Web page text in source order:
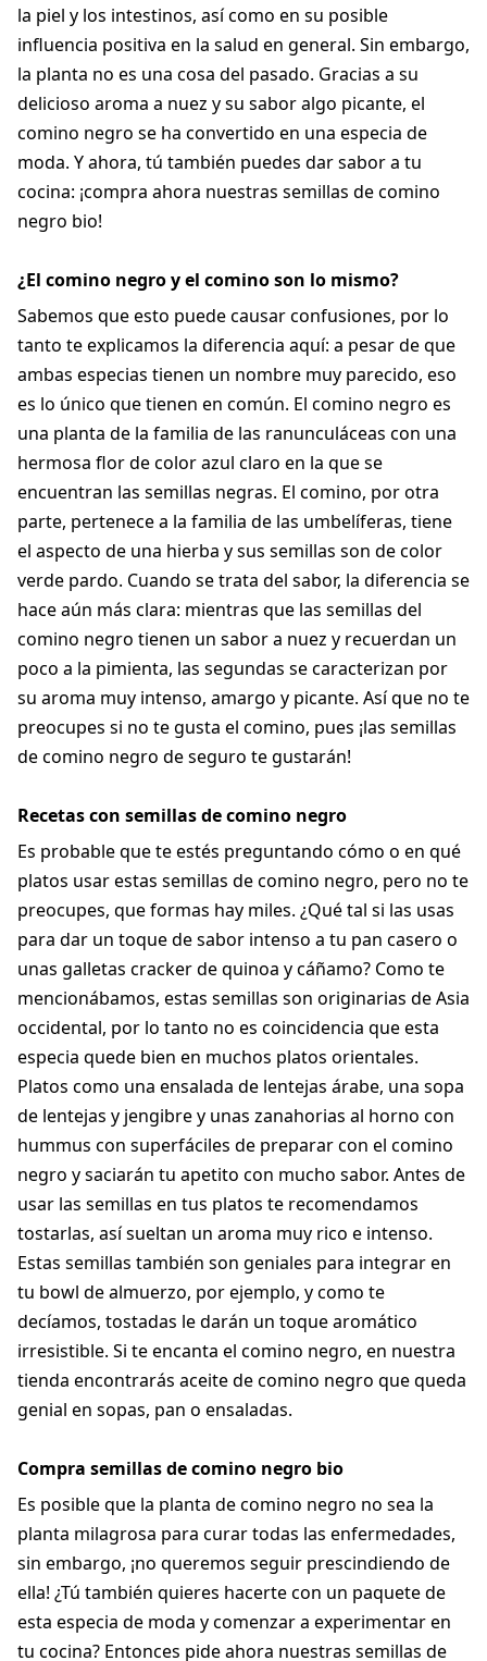
la piel y los intestinos, así como en su posible
influencia positiva en la salud en general. Sin embargo,
la planta no es una cosa del pasado. Gracias a su
delicioso aroma a nuez y su sabor algo picante, el
comino negro se ha convertido en una especia de
moda. Y ahora, tú también puedes dar sabor a tu
cocina: ¡compra ahora nuestras semillas de comino
negro bio!
¿El comino negro y el comino son lo mismo?
Sabemos que esto puede causar confusiones, por lo
tanto te explicamos la diferencia aquí: a pesar de que
ambas especias tienen un nombre muy parecido, eso
es lo único que tienen en común. El comino negro es
una planta de la familia de las ranunculáceas con una
hermosa flor de color azul claro en la que se
encuentran las semillas negras. El comino, por otra
parte, pertenece a la familia de las umbelíferas, tiene
el aspecto de una hierba y sus semillas son de color
verde pardo. Cuando se trata del sabor, la diferencia se
hace aún más clara: mientras que las semillas del
comino negro tienen un sabor a nuez y recuerdan un
poco a la pimienta, las segundas se caracterizan por
su aroma muy intenso, amargo y picante. Así que no te
preocupes si no te gusta el comino, pues ¡las semillas
de comino negro de seguro te gustarán!
Recetas con semillas de comino negro
Es probable que te estés preguntando cómo o en qué
platos usar estas semillas de comino negro, pero no te
preocupes, que formas hay miles. ¿Qué tal si las usas
para dar un toque de sabor intenso a tu pan casero o
unas galletas cracker de quinoa y cáñamo? Como te
mencionábamos, estas semillas son originarias de Asia
occidental, por lo tanto no es coincidencia que esta
especia quede bien en muchos platos orientales.
Platos como una ensalada de lentejas árabe, una sopa
de lentejas y jengibre y unas zanahorias al horno con
hummus con superfáciles de preparar con el comino
negro y saciarán tu apetito con mucho sabor. Antes de
usar las semillas en tus platos te recomendamos
tostarlas, así sueltan un aroma muy rico e intenso.
Estas semillas también son geniales para integrar en
tu bowl de almuerzo, por ejemplo, y como te
decíamos, tostadas le darán un toque aromático
irresistible. Si te encanta el comino negro, en nuestra
tienda encontrarás aceite de comino negro que queda
genial en sopas, pan o ensaladas.
Compra semillas de comino negro bio
Es posible que la planta de comino negro no sea la
planta milagrosa para curar todas las enfermedades,
sin embargo, ¡no queremos seguir prescindiendo de
ella! ¿Tú también quieres hacerte con un paquete de
esta especia de moda y comenzar a experimentar en
tu cocina? Entonces pide ahora nuestras semillas de